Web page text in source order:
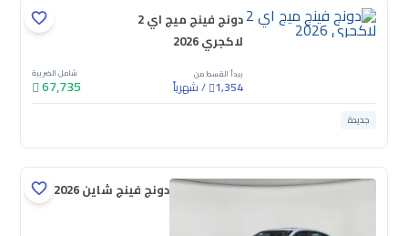
دونج فينج ميج اي 2
لاكجري 2026
يبدأ القسط من
1,354
/شهرياً
شامل الضريبة
67,735
جديدة
دونج فينج شاين E2 2026